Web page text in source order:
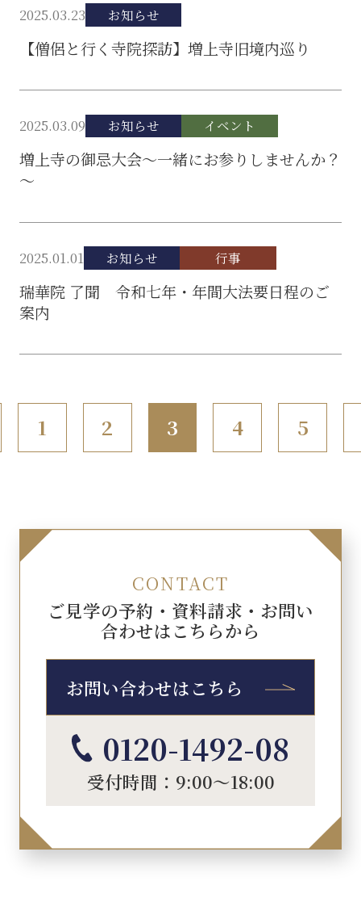
2025.03.23 お知らせ
【僧侶と行く寺院探訪】増上寺旧境内巡り
2025.03.09 お知らせ イベント
増上寺の御忌大会～一緒にお参りしませんか？
～
2025.01.01 お知らせ 行事
瑞華院 了聞 令和七年・年間大法要日程のご
案内
1 2 3 4 5
CONTACT
ご見学の予約・資料請求・お問い
合わせはこちらから
お問い合わせはこちら
0120-1492-08
受付時間：9:00～18:00